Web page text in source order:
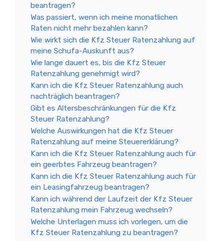
beantragen?
Was passiert, wenn ich meine monatlichen
Raten nicht mehr bezahlen kann?
Wie wirkt sich die Kfz Steuer Ratenzahlung auf
meine Schufa-Auskunft aus?
Wie lange dauert es, bis die Kfz Steuer
Ratenzahlung genehmigt wird?
Kann ich die Kfz Steuer Ratenzahlung auch
nachträglich beantragen?
Gibt es Altersbeschränkungen für die Kfz
Steuer Ratenzahlung?
Welche Auswirkungen hat die Kfz Steuer
Ratenzahlung auf meine Steuererklärung?
Kann ich die Kfz Steuer Ratenzahlung auch für
ein geerbtes Fahrzeug beantragen?
Kann ich die Kfz Steuer Ratenzahlung auch für
ein Leasingfahrzeug beantragen?
Kann ich während der Laufzeit der Kfz Steuer
Ratenzahlung mein Fahrzeug wechseln?
Welche Unterlagen muss ich vorlegen, um die
Kfz Steuer Ratenzahlung zu beantragen?